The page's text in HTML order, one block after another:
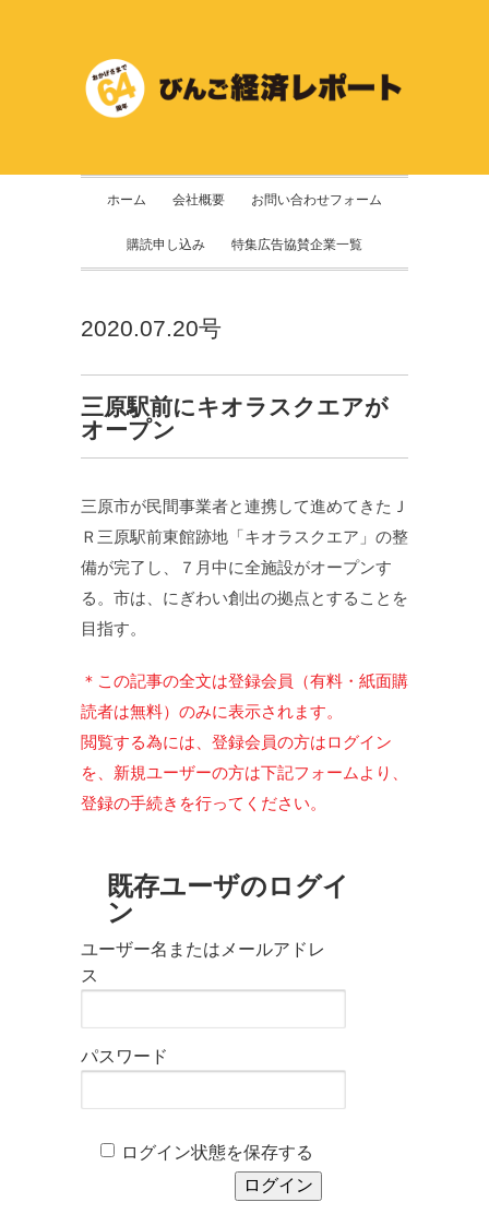
ホーム 会社概要 お問い合わせフォーム
購読申し込み 特集広告協賛企業一覧
2020.07.20号
三原駅前にキオラスクエアが
オープン
三原市が民間事業者と連携して進めてきたＪ
Ｒ三原駅前東館跡地「キオラスクエア」の整
備が完了し、７月中に全施設がオープンす
る。市は、にぎわい創出の拠点とすることを
目指す。
＊この記事の全文は登録会員（有料・紙面購
読者は無料）のみに表示されます。
閲覧する為には、登録会員の方はログイン
を、新規ユーザーの方は下記フォームより、
登録の手続きを行ってください。
既存ユーザのログイ
ン
ユーザー名またはメールアドレ
ス
パスワード
ログイン状態を保存する